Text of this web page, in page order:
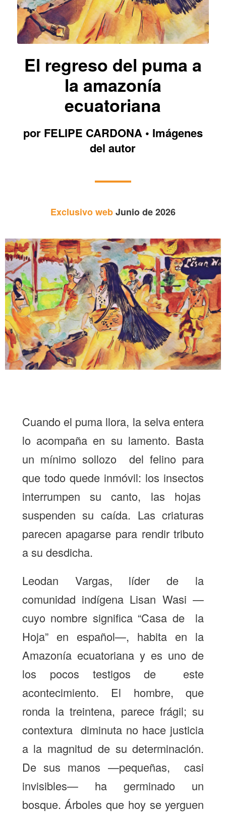
El regreso del puma a
la amazonía
ecuatoriana
por FELIPE CARDONA • Imágenes
del autor
Exclusivo webJunio de 2026
Cuando el puma llora, la selva entera
lo acompaña en su lamento. Basta
un mínimo sollozo del felino para
que todo quede inmóvil: los insectos
interrumpen su canto, las hojas
suspenden su caída. Las criaturas
parecen apagarse para rendir tributo
a su desdicha.
Leodan Vargas, líder de la
comunidad indígena Lisan Wasi —
cuyo nombre significa “Casa de la
Hoja” en español—, habita en la
Amazonía ecuatoriana y es uno de
los pocos testigos de este
acontecimiento. El hombre, que
ronda la treintena, parece frágil; su
contextura diminuta no hace justicia
a la magnitud de su determinación.
De sus manos —pequeñas, casi
invisibles— ha germinado un
bosque. Árboles que hoy se yerguen